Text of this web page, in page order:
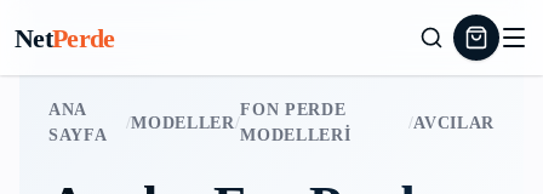
NetPerde
ANA
SAYFA
/MODELLER/
FON PERDE
MODELLERI
/AVCILAR